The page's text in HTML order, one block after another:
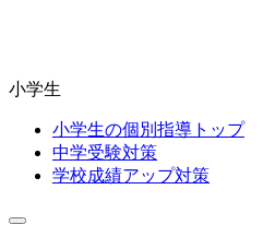
小学生
小学生の個別指導トップ
中学受験対策
学校成績アップ対策